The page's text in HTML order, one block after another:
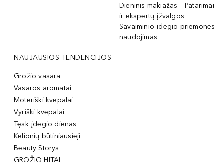
Dieninis makiažas – Patarimai
ir ekspertų įžvalgos
Savaiminio įdegio priemonės
naudojimas
NAUJAUSIOS TENDENCIJOS
Grožio vasara
Vasaros aromatai
Moteriški kvepalai
Vyriški kvepalai
Tęsk įdegio dienas
Kelionių būtiniausieji
Beauty Storys
GROŽIO HITAI